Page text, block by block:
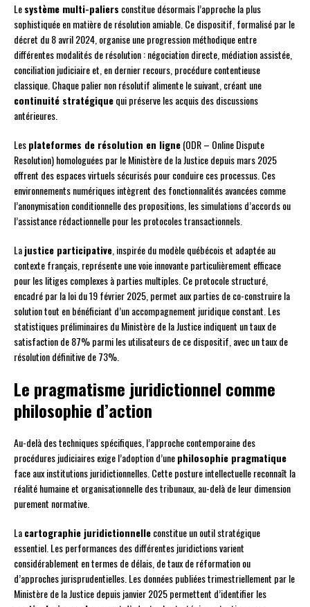
Lesystème multi-paliers constitue désormais l’approche la plus
sophistiquée en matière de résolution amiable. Ce dispositif, formalisé par le
décret du 8 avril 2024, organise une progression méthodique entre
différentes modalités de résolution : négociation directe, médiation assistée,
conciliation judiciaire et, en dernier recours, procédure contentieuse
classique. Chaque palier non résolutif alimente le suivant, créant une
continuité stratégiquequi préserve les acquis des discussions
antérieures.
Lesplateformes de résolution en ligne(ODR – Online Dispute
Resolution) homologuées par le Ministère de la Justice depuis mars 2025
offrent des espaces virtuels sécurisés pour conduire ces processus. Ces
environnements numériques intègrent des fonctionnalités avancées comme
l’anonymisation conditionnelle des propositions, les simulations d’accords ou
l’assistance rédactionnelle pour les protocoles transactionnels.
Lajustice participative , inspirée du modèle québécois et adaptée au
contexte français, représente une voie innovante particulièrement efficace
pour les litiges complexes à parties multiples. Ce protocole structuré,
encadré par la loi du 19 février 2025, permet aux parties de co-construire la
solution tout en bénéficiant d’un accompagnement juridique constant. Les
statistiques préliminaires du Ministère de la Justice indiquent un taux de
satisfaction de 87% parmi les utilisateurs de ce dispositif, avec un taux de
résolution définitive de 73%.
Le pragmatisme juridictionnel comme
philosophie d’action
Au-delà des techniques spécifiques, l’approche contemporaine des
procédures judiciaires exige l’adoption d’unephilosophie pragmatique
face aux institutions juridictionnelles. Cette posture intellectuelle reconnaît la
réalité humaine et organisationnelle des tribunaux, au-delà de leur dimension
purement normative.
Lacartographie juridictionnelleconstitue un outil stratégique
essentiel. Les performances des différentes juridictions varient
considérablement en termes de délais, de taux de réformation ou
d’approches jurisprudentielles. Les données publiées trimestriellement par le
Ministère de la Justice depuis janvier 2025 permettent d’identifier les